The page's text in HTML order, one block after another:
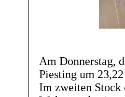
Am Donnerstag,
Piesting um
Im zweiten Stock